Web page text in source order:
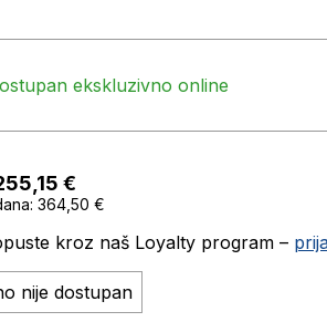
ekskluzivno online
€
364,50 €
kroz naš Loyalty program –
nije dostupan